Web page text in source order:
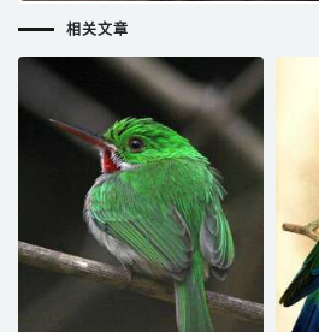
相关文章